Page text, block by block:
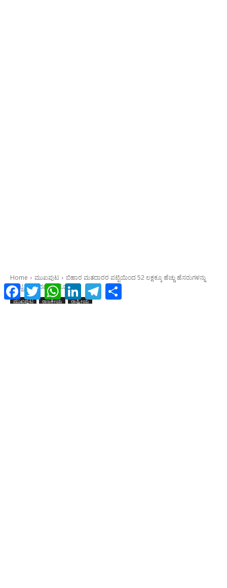
Facebook
TwitterWhatsAppLinkedInTelegram